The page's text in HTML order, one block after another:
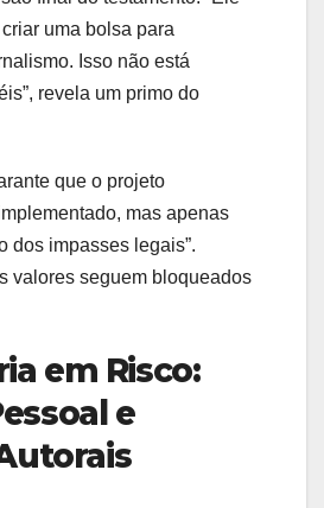
uma bolsa para
Isso não está
revela um primo do
que o projeto
mas apenas
dos impasses legais”.
valores seguem bloqueados
em Risco:
e